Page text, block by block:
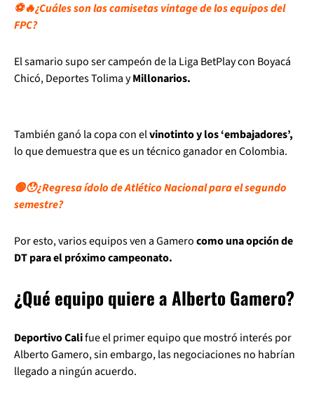
⚽🔥¿Cuáles son las camisetas vintage de los equipos del
FPC?
El samario supo ser campeón de la Liga BetPlay con Boyacá
Chicó, Deportes Tolima yMillonarios.
También ganó la copa con elvinotinto y los ‘embajadores’,
lo que demuestra que es un técnico ganador en Colombia.
🟢😯¿Regresa ídolo de Atlético Nacional para el segundo
semestre?
Por esto, varios equipos ven a Gamerocomo una opción de
DT para el próximo campeonato.
¿Qué equipo quiere a Alberto Gamero?
Deportivo Califue el primer equipo que mostró interés por
Alberto Gamero, sin embargo, las negociaciones no habrían
llegado a ningún acuerdo.